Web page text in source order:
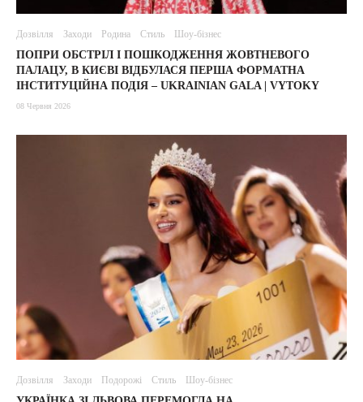
Дозвілля Заходи Родина Стиль Шоу-бізнес
ПОПРИ ОБСТРІЛ І ПОШКОДЖЕННЯ ЖОВТНЕВОГО
ПАЛАЦУ, В КИЄВІ ВІДБУЛАСЯ ПЕРША ФОРМАТНА
ІНСТИТУЦІЙНА ПОДІЯ – UKRAINIAN GALA | VYTOKY
08 Червня 2026
Дозвілля Заходи Подорожі Стиль Шоу-бізнес